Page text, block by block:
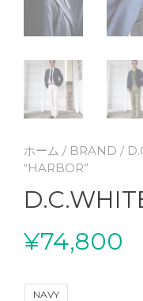
ホーム / BRAND /
“HARBOR”
¥74,800
NAVY